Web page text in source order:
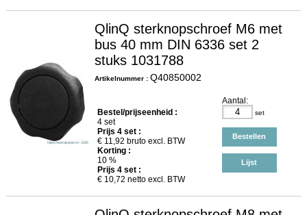
QlinQ sterknopschroef M6 met
bus 40 mm DIN 6336 set 2
stuks 1031788
Artikelnummer : Q40850002
Bestel/prijseenheid :
4 set
Prijs 4set :
€ 11,92 bruto excl. BTW
Korting :
10 %
Prijs 4set :
€ 10,72 netto excl. BTW
Aantal:
set
Bestellen
Lijst